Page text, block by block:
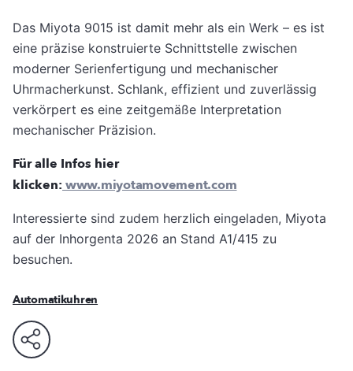
Das Miyota 9015 ist damit mehr als ein Werk – es ist
eine präzise konstruierte Schnittstelle zwischen
moderner Serienfertigung und mechanischer
Uhrmacherkunst. Schlank, effizient und zuverlässig
verkörpert es eine zeitgemäße Interpretation
mechanischer Präzision.
Für alle Infos hier
klicken: www.miyotamovement.com
Interessierte sind zudem herzlich eingeladen, Miyota
auf der Inhorgenta 2026 an Stand A1/415 zu
besuchen.
Automatikuhren